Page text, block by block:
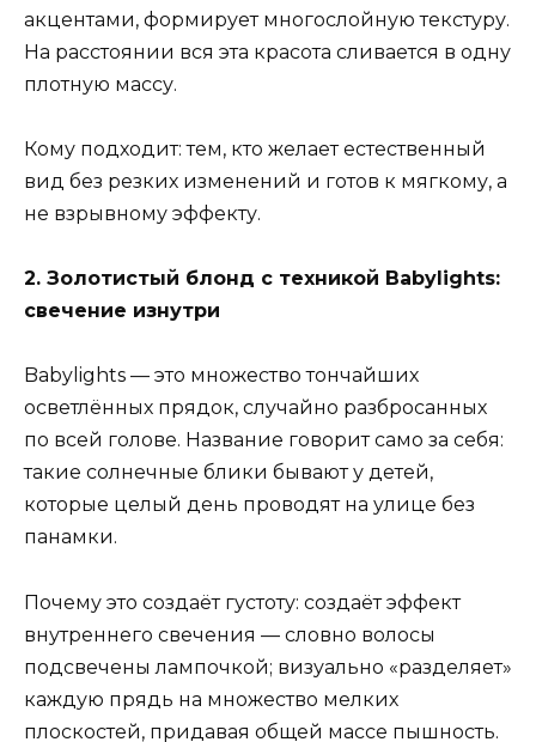
акцентами, формирует многослойную текстуру.
На расстоянии вся эта красота сливается в одну
плотную массу.
Кому подходит: тем, кто желает естественный
вид без резких изменений и готов к мягкому, а
не взрывному эффекту.
2. Золотистый блонд с техникой Babylights:
свечение изнутри
Babylights — это множество тончайших
осветлённых прядок, случайно разбросанных
по всей голове. Название говорит само за себя:
такие солнечные блики бывают у детей,
которые целый день проводят на улице без
панамки.
Почему это создаёт густоту: создаёт эффект
внутреннего свечения — словно волосы
подсвечены лампочкой; визуально «разделяет»
каждую прядь на множество мелких
плоскостей, придавая общей массе пышность.